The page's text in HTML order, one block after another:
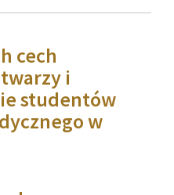
cech
i
studentów
w